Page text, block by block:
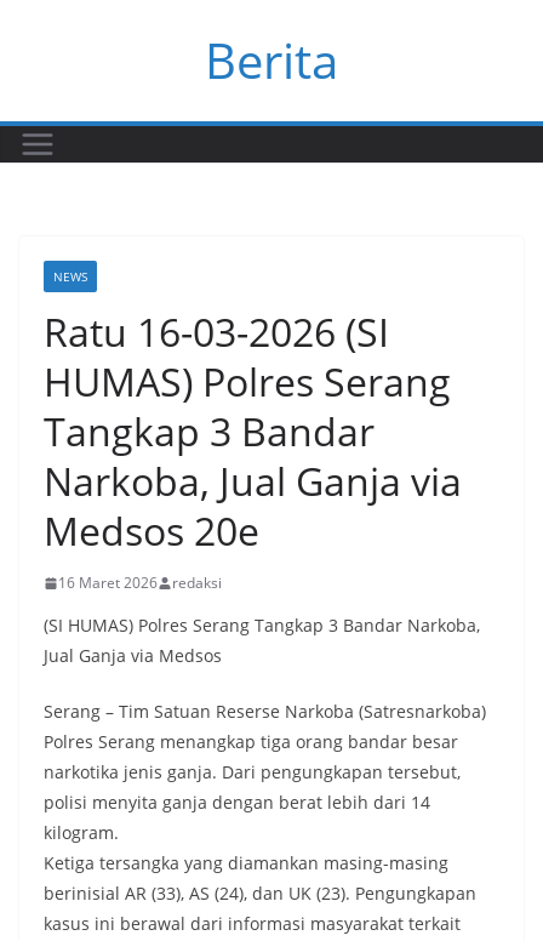
Berita
NEWS
Ratu 16-03-2026 (SI
HUMAS) Polres Serang
Tangkap 3 Bandar
Narkoba, Jual Ganja via
Medsos 20e
16 Maret 2026 redaksi
(SI HUMAS) Polres Serang Tangkap 3 Bandar Narkoba,
Jual Ganja via Medsos
Serang – Tim Satuan Reserse Narkoba (Satresnarkoba)
Polres Serang menangkap tiga orang bandar besar
narkotika jenis ganja. Dari pengungkapan tersebut,
polisi menyita ganja dengan berat lebih dari 14
kilogram.
Ketiga tersangka yang diamankan masing-masing
berinisial AR (33), AS (24), dan UK (23). Pengungkapan
kasus ini berawal dari informasi masyarakat terkait